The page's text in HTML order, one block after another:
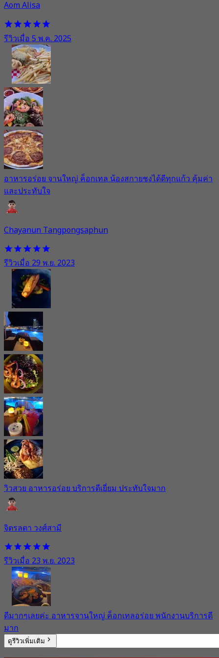
Aom Alisa
รีวิวเมื่อ 5 พ.ค. 2025
อาหารอร่อย จานใหญ่ ค็อกเทล น้องสกายชงได้ดีทุกแก้ว คุ้มค่า
และประทับใจ
Chayanun Tangpongsaphun
รีวิวเมื่อ 29 พ.ย. 2023
วิวสวย อาหารอร่อย บริการดีเยี่ยม ประทับใจมาก
จิตรลดา วงศ์สามี
รีวิวเมื่อ 23 พ.ย. 2023
ดีมากๆเลยค่ะ อาหารจานใหญ่ ค็อกเทลอร่อย พนักงานบริการดี
มาก
ดูรีวิวเพิ่มเติม